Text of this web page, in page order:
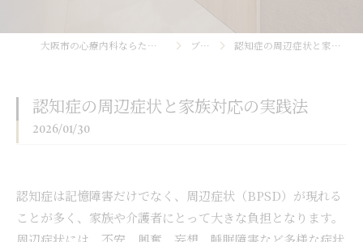
大阪市の心療内科ならたかはしクリニック ブログ 認知症の周辺症状と家族対応の実践法
認知症の周辺症状と家族対応の実践法
2026/01/30
認知症は記憶障害だけでなく、周辺症状（BPSD）が現れる
ことが多く、家族や介護者にとって大きな負担となります。